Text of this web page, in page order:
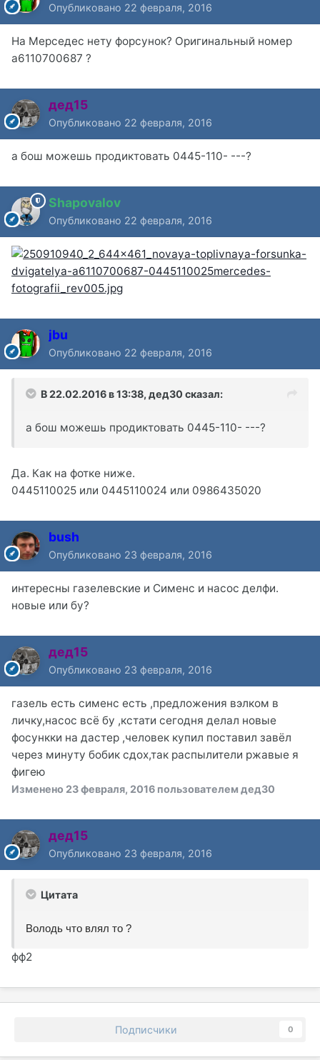
Опубликовано 22 февраля, 2016
На Мерседес нету форсунок? Оригинальный номер
a6110700687 ?
дед15
Опубликовано 22 февраля, 2016
а бош можешь продиктовать 0445-110- ---?
Shapovalov
Опубликовано 22 февраля, 2016
jbu
Опубликовано 22 февраля, 2016
В 22.02.2016 в 13:38, дед30 сказал:
а бош можешь продиктовать 0445-110- ---?
Да. Как на фотке ниже.
0445110025 или 0445110024 или 0986435020
bush
Опубликовано 23 февраля, 2016
интересны газелевские и Сименс и насос делфи.
новые или бу?
дед15
Опубликовано 23 февраля, 2016
газель есть сименс есть ,предложения вэлком в
личку,насос всё бу ,кстати сегодня делал новые
фосункки на дастер ,человек купил поставил завёл
через минуту бобик сдох,так распылители ржавые я
фигею
Изменено 23 февраля, 2016 пользователем дед30
дед15
Опубликовано 23 февраля, 2016
Цитата
Володь что влял то ?
фф2
Подписчики 0